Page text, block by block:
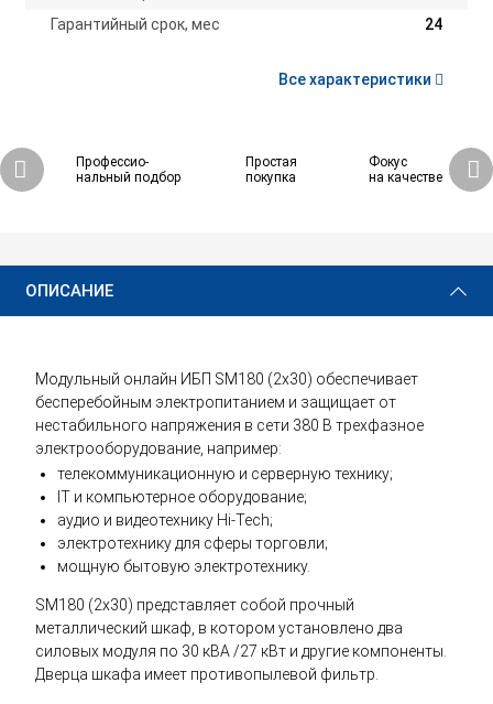
Гарантийный срок, мес
24
Все характеристики
Профессио-
нальный подбор
Простая
покупка
Фокус
на качестве
ОПИСАНИЕ
Модульный онлайн ИБП SM180 (2x30) обеспечивает
бесперебойным электропитанием и защищает от
нестабильного напряжения в сети 380 В трехфазное
электрооборудование, например:
телекоммуникационную и серверную технику;
IT и компьютерное оборудование;
аудио и видеотехнику Hi-Tech;
электротехнику для сферы торговли;
мощную бытовую электротехнику.
SM180 (2x30) представляет собой прочный
металлический шкаф, в котором установлено два
силовых модуля по 30 кВА /27 кВт и другие компоненты.
Дверца шкафа имеет противопылевой фильтр.